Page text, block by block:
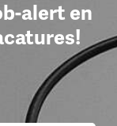
alert en